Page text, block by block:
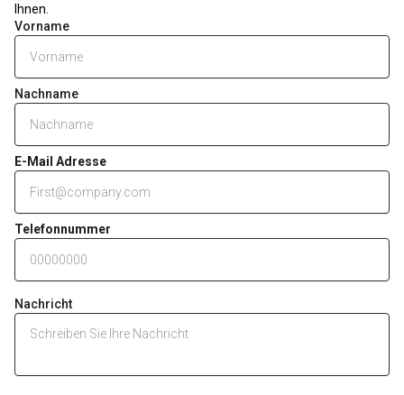
Ihnen.
Vorname
Nachname
E-Mail Adresse
Telefonnummer
Nachricht